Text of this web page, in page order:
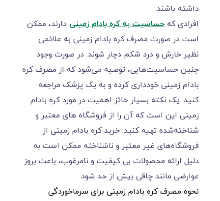
داشته باشند.
افرادی کهحساسیت به کره بادام زمینی دارند، ممکن
است در صورت مصرف کره بادام زمینی به علائمی
نظیر خارش و درد شکم دچار شوند. در صورت وجود
چنین حساسیت‌هایی، توصیه می‌شود که از مصرف کره
بادام زمینی خودداری کرده و به یک پزشک مراجعه
کنید. یک نکته بسیار حائز اهمیت در مورد کره بادام
زمینی این است که آن را از فروشگاه های معتبر و
شناخته‌شده تهیه کنید. خرید کره بادام زمینی از
فروشگاه‌های غیر معتبر و ناشناخته ممکن است به
دلیل ارائه محصولات بی کیفیت و نامرغوب، باعث بروز
عوارضی مانند چاقی بیش از حد شود.
نحوه مصرف کره بادام زمینی برای سرماخوردگی